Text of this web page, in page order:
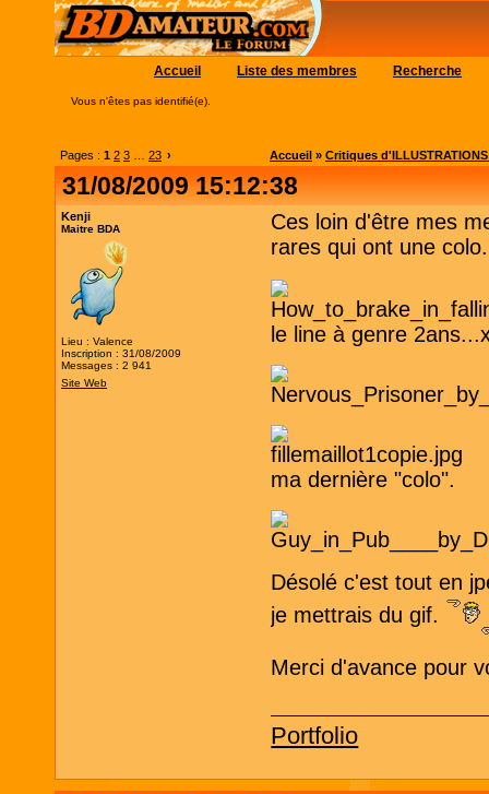
Accueil Liste des membres Recherche
Vous n'êtes pas identifié(e).
Pages : 1 2 3 23 › Accueil » Critiques
31/08/2009 15:12:38
Kenji
Maitre BDA
Lieu : Valence
Inscription : 31/08/2009
Messages : 2 941
Site Web
Ces loin d'être mes
rares qui ont une
le line à genre
ma dernière "colo".
Désolé c'est tout en
je mettrais du gif.
Merci d'avance pour
Portfolio